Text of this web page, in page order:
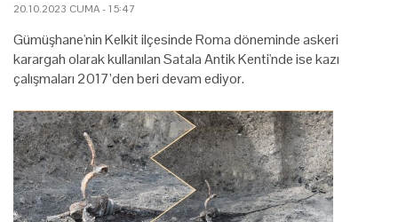
20.10.2023 CUMA - 15:47
Gümüşhane'nin Kelkit ilçesinde Roma döneminde askeri
karargah olarak kullanılan Satala Antik Kenti'nde ise kazı
çalışmaları 2017’den beri devam ediyor.